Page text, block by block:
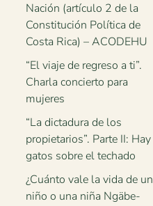
Nación (artículo 2 de la
Constitución Política de
Costa Rica) – ACODEHU
“El viaje de regreso a ti”.
Charla concierto para
mujeres
“La dictadura de los
propietarios”. Parte II: Hay
gatos sobre el techado
¿Cuánto vale la vida de un
niño o una niña Ngäbe-